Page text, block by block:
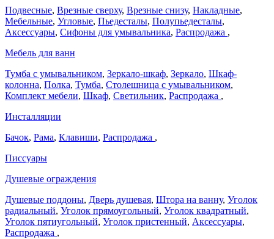
Подвесные, Врезные сверху, Врезные снизу, Накладные,
Мебельные, Угловые, Пьедесталы, Полупьедесталы,
Аксессуары, Сифоны для умывальника, Распродажа ,
Мебель для ванн
Тумба с умывальником, Зеркало-шкаф, Зеркало, Шкаф-
колонна, Полка, Тумба, Столешница с умывальником,
Комплект мебели, Шкаф, Светильник, Распродажа ,
Инсталляции
Бачок, Рама, Клавиши, Распродажа ,
Писсуары
Душевые ограждения
Душевые поддоны, Дверь душевая, Штора на ванну, Уголок
радиальный, Уголок прямоугольный, Уголок квадратный,
Уголок пятиугольный, Уголок пристенный, Аксессуары,
Распродажа ,